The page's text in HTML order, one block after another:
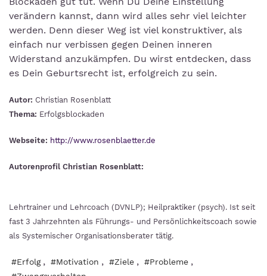
verändern kannst, dann wird alles sehr viel leichter
werden. Denn dieser Weg ist viel konstruktiver, als
einfach nur verbissen gegen Deinen inneren
Widerstand anzukämpfen. Du wirst entdecken, dass
es Dein Geburtsrecht ist, erfolgreich zu sein.
Autor: Christian Rosenblatt
Thema: Erfolgsblockaden
Webseite: http://www.rosenblaetter.de
Autorenprofil Christian Rosenblatt:
Lehrtrainer und Lehrcoach (DVNLP); Heilpraktiker (psych). Ist seit
fast 3 Jahrzehnten als Führungs- und Persönlichkeitscoach sowie
als Systemischer Organisationsberater tätig.
#Erfolg , #Motivation , #Ziele , #Probleme ,